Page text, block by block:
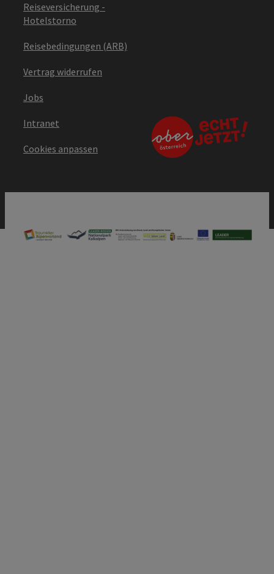
Reiseversicherung -
Hotelstorno
Reisebedingungen (ARB)
Vertrag widerrufen
Jobs
Intranet
Cookies anpassen